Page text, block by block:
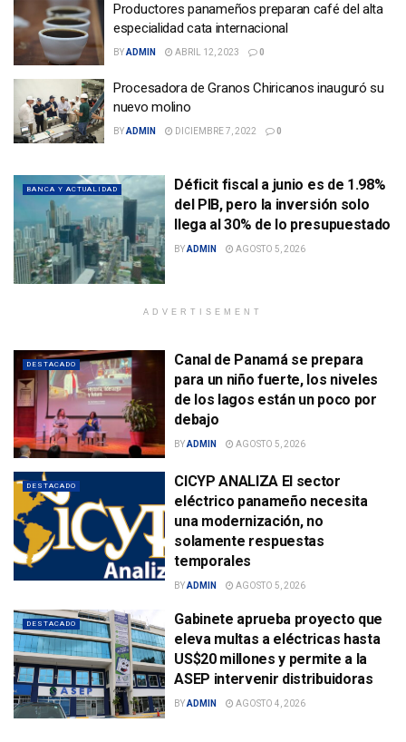
Productores panameños preparan café del alta
especialidad cata internacional
BYADMIN ABRIL 12, 2023 0
Procesadora de Granos Chiricanos inauguró su
nuevo molino
BYADMIN DICIEMBRE 7, 2022 0
BANCA Y ACTUALIDAD
Déficit fiscal a junio es de 1.98%
del PIB, pero la inversión solo
llega al 30% de lo presupuestado
BYADMIN AGOSTO 5, 2026
ADVERTISEMENT
DESTACADO
Canal de Panamá se prepara
para un niño fuerte, los niveles
de los lagos están un poco por
debajo
BYADMIN AGOSTO 5, 2026
DESTACADO
CICYP ANALIZA El sector
eléctrico panameño necesita
una modernización, no
solamente respuestas
temporales
BYADMIN AGOSTO 5, 2026
DESTACADO
Gabinete aprueba proyecto que
eleva multas a eléctricas hasta
US$20 millones y permite a la
ASEP intervenir distribuidoras
BYADMIN AGOSTO 4, 2026